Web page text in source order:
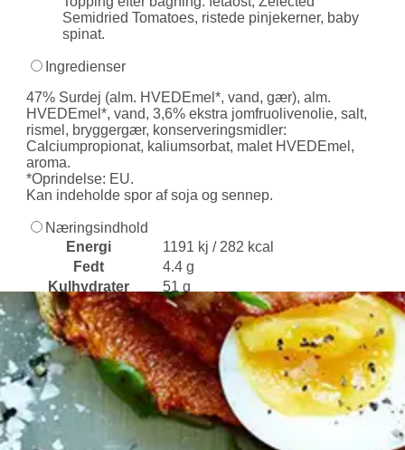
Semidried Tomatoes, ristede pinjekerner, baby
spinat.
Ingredienser
47% Surdej (alm. HVEDEmel*, vand, gær), alm.
HVEDEmel*, vand, 3,6% ekstra jomfruolivenolie, salt,
rismel, bryggergær, konserveringsmidler:
Calciumpropionat, kaliumsorbat, malet HVEDEmel,
aroma.
*Oprindelse: EU.
Kan indeholde spor af soja og sennep.
Næringsindhold
Energi
1191 kj / 282 kcal
Fedt
4.4 g
Kulhydrater
51 g
Heraf sukkerarter 2.3 g
Protein
9 g
Salt
1.3 g